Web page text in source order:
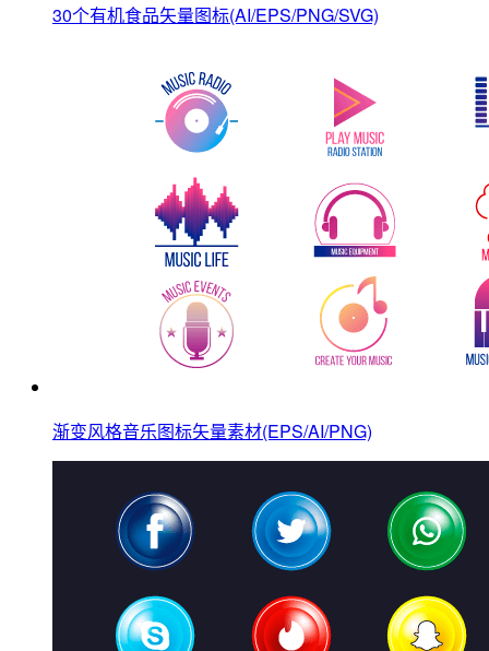
30个有机食品矢量图标(AI/EPS/PNG/SVG)
渐变风格音乐图标矢量素材(EPS/AI/PNG)